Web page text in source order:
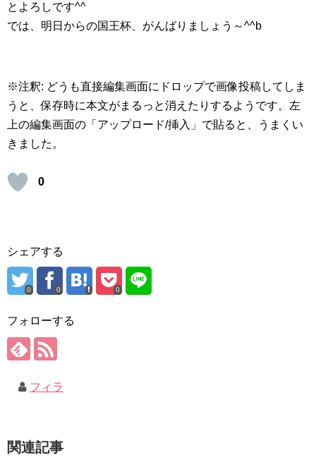
とよろしです^^
では、明日からの国王杯、がんばりましょう～^^b
※注釈: どうも直接編集画面にドロップで画像投稿してしま
うと、保存時に本文がまるっと消えたりするようです。左
上の編集画面の「アップロード/挿入」で貼ると、うまくい
きました。
0
シェアする
0 0 0
フォローする
フィラ
関連記事